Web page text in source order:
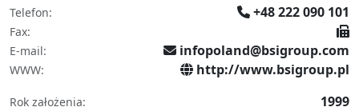
Telefon: +48 222 090 101
Fax:
E-mail:
infopoland@bsigroup.com
WWW: http://www.bsigroup.pl
Rok założenia: 1999